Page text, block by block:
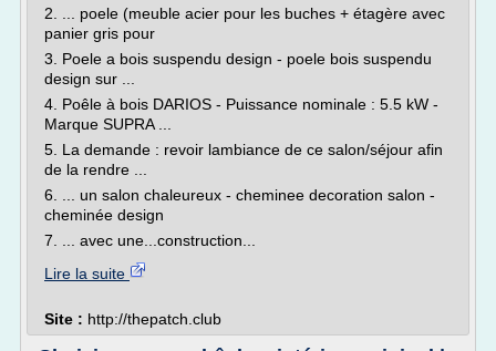
2. ... poele (meuble acier pour les buches + étagère avec
panier gris pour
3. Poele a bois suspendu design - poele bois suspendu
design sur ...
4. Poêle à bois DARIOS - Puissance nominale : 5.5 kW -
Marque SUPRA ...
5. La demande : revoir lambiance de ce salon/séjour afin
de la rendre ...
6. ... un salon chaleureux - cheminee decoration salon -
cheminée design
7. ... avec une...construction...
Lire la suite
Site : http://thepatch.club